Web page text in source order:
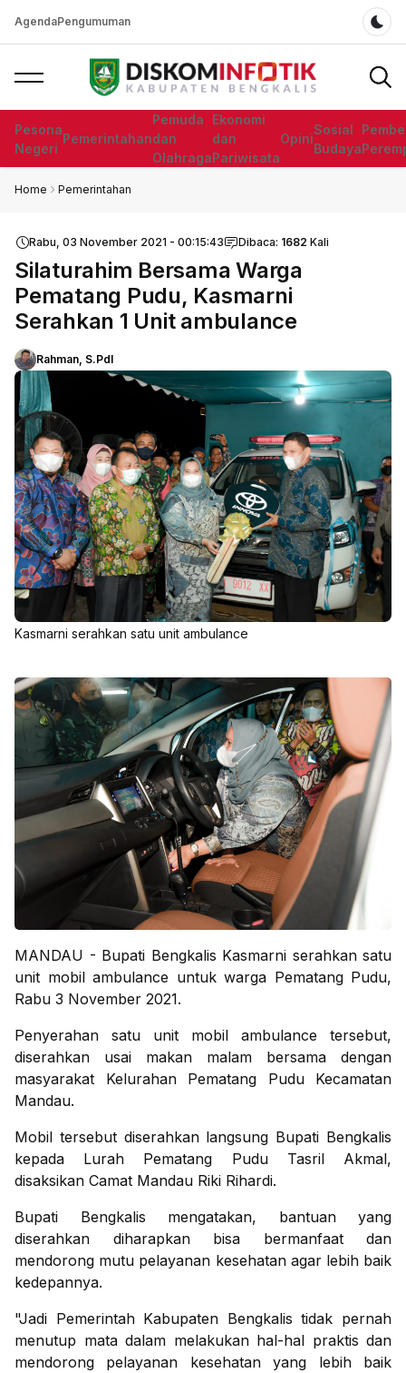
AgendaPengumuman
Pesona
Negeri
Pemerintahan
Pemuda
dan
Olahraga
Ekonomi
dan
Pariwisata
Opini
Sosial
Budaya
Home Pemerintahan
Rabu, 03 November 2021 - 00:15:43 Dibaca: 1682 Kali
Silaturahim Bersama Warga
Pematang Pudu, Kasmarni
Serahkan 1 Unit ambulance
Rahman, S.PdI
Kasmarni serahkan satu unit ambulance
MANDAU - Bupati Bengkalis Kasmarni serahkan satu
unit mobil ambulance untuk warga Pematang Pudu,
Rabu 3 November 2021.
Penyerahan satu unit mobil ambulance tersebut,
diserahkan usai makan malam bersama dengan
masyarakat Kelurahan Pematang Pudu Kecamatan
Mandau.
Mobil tersebut diserahkan langsung Bupati Bengkalis
kepada Lurah Pematang Pudu Tasril Akmal,
disaksikan Camat Mandau Riki Rihardi.
Bupati Bengkalis mengatakan, bantuan yang
diserahkan diharapkan bisa bermanfaat dan
mendorong mutu pelayanan kesehatan agar lebih baik
kedepannya.
"Jadi Pemerintah Kabupaten Bengkalis tidak pernah
menutup mata dalam melakukan hal-hal praktis dan
mendorong pelayanan kesehatan yang lebih baik